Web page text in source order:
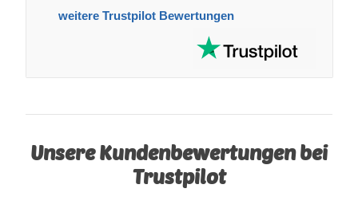
weitere Trustpilot Bewertungen
Unsere Kundenbewertungen bei
Trustpilot